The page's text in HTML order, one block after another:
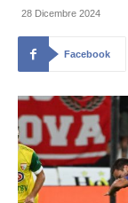
28 Dicembre 2024
Facebook